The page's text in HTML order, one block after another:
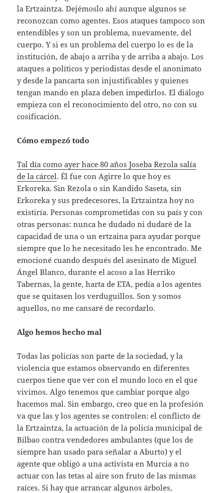
la Ertzaintza. Dejémoslo ahí aunque algunos se
reconozcan como agentes. Esos ataques tampoco son
entendibles y son un problema, nuevamente, del
cuerpo. Y si es un problema del cuerpo lo es de la
institución, de abajo a arriba y de arriba a abajo. Los
ataques a políticos y periodistas desde el anonimato
y desde la pancarta son injustificables y quienes
tengan mando en plaza deben impedirlos. El diálogo
empieza con el reconocimiento del otro, no con su
cosificación.
Cómo empezó todo
Tal día como ayer hace 80 años Joseba Rezola salía
de la cárcel. Él fue con Agirre lo que hoy es
Erkoreka. Sin Rezola o sin Kandido Saseta, sin
Erkoreka y sus predecesores, la Ertzaintza hoy no
existiría. Personas comprometidas con su país y con
otras personas: nunca he dudado ni dudaré de la
capacidad de una o un ertzaina para ayudar porque
siempre que lo he necesitado les he encontrado. Me
emocioné cuando después del asesinato de Miguel
Ángel Blanco, durante el acoso a las Herriko
Tabernas, la gente, harta de ETA, pedía a los agentes
que se quitasen los verduguillos. Son y somos
aquellos, no me cansaré de recordarlo.
Algo hemos hecho mal
Todas las policías son parte de la sociedad, y la
violencia que estamos observando en diferentes
cuerpos tiene que ver con el mundo loco en el que
vivimos. Algo tenemos que cambiar porque algo
hacemos mal. Sin embargo, creo que en la profesión
va que las y los agentes se controlen: el conflicto de
la Ertzaintza, la actuación de la policía municipal de
Bilbao contra vendedores ambulantes (que los de
siempre han usado para señalar a Aburto) y el
agente que obligó a una activista en Murcia a no
actuar con las tetas al aire son fruto de las mismas
raíces. Si hay que arrancar algunos árboles,